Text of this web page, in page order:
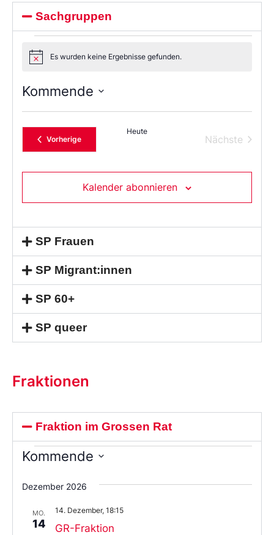
Sachgruppen
NoticeEs wurden keine Ergebnisse gefunden.
Kommende
Sie
das
Datum
aus.
VorherigeVeranstaltungen
Heute
Nächste
Kalender abonnieren
SP Frauen
SP Migrant:innen
SP 60+
SP queer
Fraktionen
Fraktion im Grossen Rat
Kommende
Sie
das
aus.
Dezember 2026
MO.
14 GR-Fraktion
14. Dezember, 18:15